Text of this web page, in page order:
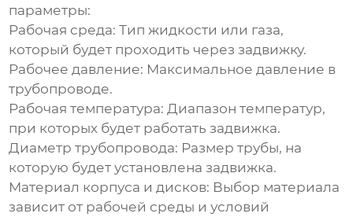
параметры:
Рабочая среда: Тип жидкости или газа,
который будет проходить через задвижку.
Рабочее давление: Максимальное давление в
трубопроводе.
Рабочая температура: Диапазон температур,
при которых будет работать задвижка.
Диаметр трубопровода: Размер трубы, на
которую будет установлена задвижка.
Материал корпуса и дисков: Выбор материала
зависит от рабочей среды и условий